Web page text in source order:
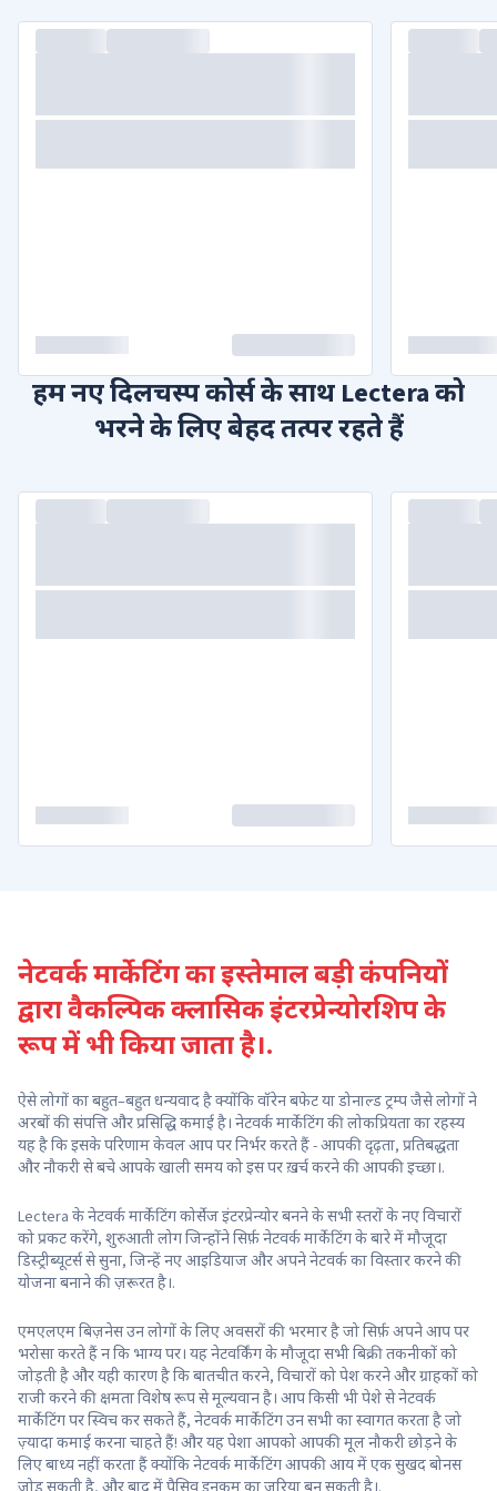
हम नए दिलचस्प कोर्स के साथ Lectera को
भरने के लिए बेहद तत्पर रहते हैं
नेटवर्क मार्केटिंगका इस्तेमाल बड़ी कंपनियों
द्वारावैकल्पिकक्लासिक इंटरप्रेन्योरशिप के
रूप में भी किया जाता है।.
ऐसे लोगों का बहुत–बहुत धन्यवाद है क्योंकि वॉरेन बफेट या डोनाल्ड ट्रम्प जैसे लोगों ने
अरबों की संपत्ति और प्रसिद्धि कमाई है। नेटवर्क मार्केटिंग की लोकप्रियता का रहस्य
यह है कि इसके परिणाम केवल आप पर निर्भर करते हैं - आपकी दृढ़ता, प्रतिबद्धता
और नौकरी से बचे आपके खाली समय को इस पर ख़र्च करने की आपकी इच्छा।.
Lectera के नेटवर्क मार्केटिंग कोर्सेज इंटरप्रेन्योर बनने के सभी स्तरों के नए विचारों
को प्रकट करेंगे, शुरुआती लोग जिन्होंने सिर्फ़ नेटवर्क मार्केटिंग के बारे में मौजूदा
डिस्ट्रीब्यूटर्स से सुना, जिन्हें नए आइडियाज और अपने नेटवर्क का विस्तार करने की
योजना बनाने की ज़रूरत है।.
एमएलएम बिज़नेस उन लोगों के लिए अवसरों की भरमार है जो सिर्फ़ अपने आप पर
भरोसा करते हैं न कि भाग्य पर। यह नेटवर्किंग के मौजूदा सभी बिक्री तकनीकों को
जोड़ती है और यही कारण है कि बातचीत करने, विचारों को पेश करने और ग्राहकों को
राजी करने की क्षमता विशेष रूप से मूल्यवान है। आप किसी भी पेशे से नेटवर्क
मार्केटिंग पर स्विच कर सकते हैं, नेटवर्क मार्केटिंग उन सभी का स्वागत करता है जो
ज़्यादा कमाई करना चाहते हैं! और यह पेशा आपको आपकी मूल नौकरी छोड़ने के
लिए बाध्य नहीं करता हैं क्योंकि नेटवर्क मार्केटिंग आपकी आय में एक सुखद बोनस